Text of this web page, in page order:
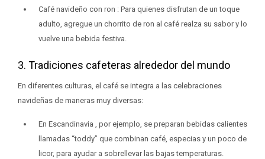
Café navideño con ron : Para quienes disfrutan de un toque
adulto, agregue un chorrito de ron al café realza su sabor y lo
vuelve una bebida festiva.
3. Tradiciones cafeteras alrededor del mundo
En diferentes culturas, el café se integra a las celebraciones
navideñas de maneras muy diversas:
En Escandinavia , por ejemplo, se preparan bebidas calientes
llamadas “toddy” que combinan café, especias y un poco de
licor, para ayudar a sobrellevar las bajas temperaturas.